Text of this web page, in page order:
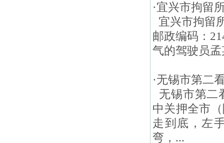
·宜兴市拘留
宜兴市拘留
邮政编码：
气的驾驶员孟
·无锡市第二
无锡市第二
中关押全市
走到底，左
弯，...